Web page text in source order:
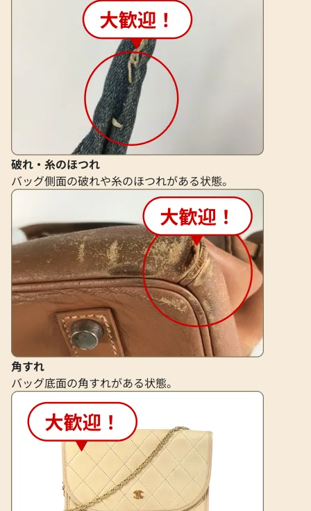
破れ・糸のほつれ
バッグ側面の破れや糸のほつれがある状態。
角すれ
バッグ底面の角すれがある状態。